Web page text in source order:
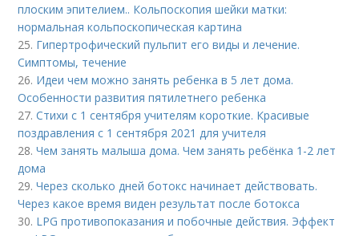
плоским эпителием.. Кольпоскопия шейки матки:
нормальная кольпоскопическая картина
25. Гипертрофический пульпит его виды и лечение.
Cимптомы, течение
26. Идеи чем можно занять ребенка в 5 лет дома.
Особенности развития пятилетнего ребенка
27.Стихи с 1 сентября учителям короткие. Красивые
поздравления с 1 сентября 2021 для учителя
28.Чем занять малыша дома. Чем занять ребёнка 1-2 лет
дома
29.Через сколько дней ботокс начинает действовать.
Через какое время виден результат после ботокса
30. LPG противопоказания и побочные действия. Эффект